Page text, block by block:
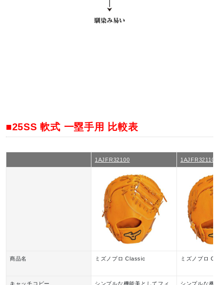
■25SS 軟式 一塁手用 比較表
1AJFR32100 1AJFR32110
商品名 ミズノプロ Classic ミズノプロ
キャッチコピー
シンプルな機能美としてフィ
シンプルな機